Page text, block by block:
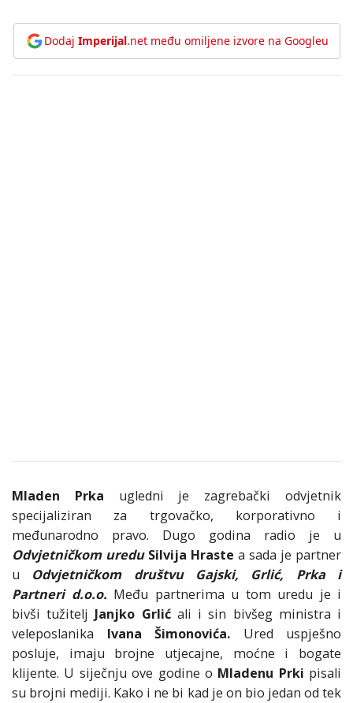
Dodaj Imperijal.net među omiljene izvore na Googleu
Mladen Prka ugledni je zagrebački odvjetnik
specijaliziran za trgovačko, korporativno i
međunarodno pravo. Dugo godina radio je u
Odvjetničkom uredu Silvija Hraste a sada je partner
u Odvjetničkom društvu Gajski, Grlić, Prka i
Partneri d.o.o. Među partnerima u tom uredu je i
bivši tužitelj Janjko Grlić ali i sin bivšeg ministra i
veleposlanika Ivana Šimonovića. Ured uspješno
posluje, imaju brojne utjecajne, moćne i bogate
klijente. U siječnju ove godine o Mladenu Prki pisali
su brojni mediji. Kako i ne bi kad je on bio jedan od tek